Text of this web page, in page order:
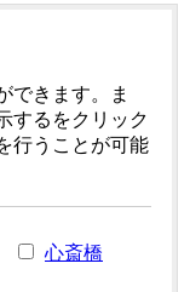
できます。ま
するをクリック
行うことが可能
心斎橋